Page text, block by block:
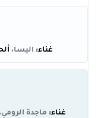
اليسا
ماجدة الرومي